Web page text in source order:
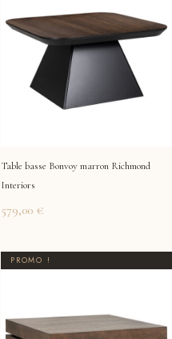
Table basse Bonvoy marron Richmond
Interiors
579,00 €
PROMO !Le
prix
1329,00 €.
prix
1269,00 €.